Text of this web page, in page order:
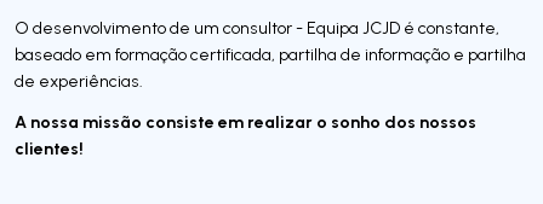
O desenvolvimento de um consultor - Equipa JCJD é constante,
baseado em formação certificada, partilha de informação e partilha
de experiências.
A nossa missão consiste em realizar o sonho dos nossos
clientes!